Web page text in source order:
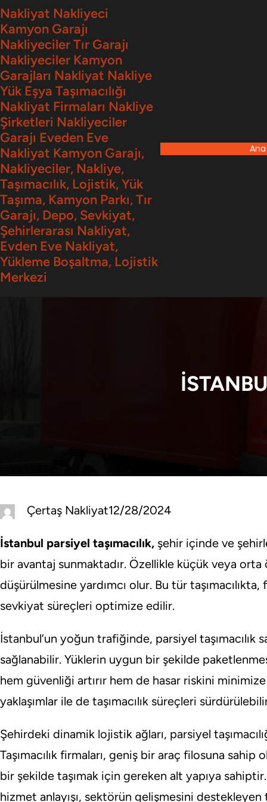
İçeriğe
geç
Nakliyat Nakliyeci
Kamyon Garajı
Nakliyeciler Tır Garajı
Nakliyeciler Kamyon
Garajları Nakliyat Nakliye
Yük Eşya Taşımacılığı
Nakliyat Firmaları Nakliye
Şirketleri Nakliyeciler
Garajı Eveden Eve
Nakliyat Kamyon Garajı,
Nakliyeciler, Nakliye,
Taşımacılık, Lojistik, Yük
Taşıma, Kamyon Parkı, Tır
Garajı, Depo, Sevkiyat,
Şehirlerarası Nakliyat,
Evden Eve Nakliyat,
Yükleme Boşaltma, Lojistik
Merkezi
Çertaş Nakliyat12/28/2024
İstanbul parsiyel taşımacılık, şehir içinde ve
bir avantaj sunmaktadır. Özellikle küçük veya
düşürülmesine yardımcı olur. Bu tür
sevkiyat süreçleri optimize edilir.
İstanbul’un yoğun trafiğinde, parsiyel taşımacılık
sağlanabilir. Yüklerin uygun bir şekilde
hem güvenliği artırır hem de hasar riskini
yaklaşımlar ile de taşımacılık süreçleri
Şehirdeki dinamik lojistik ağları, parsiyel
Taşımacılık firmaları, geniş bir araç filosuna
bir şekilde taşımak için gereken alt yapıya
hizmet anlayışı, sektörün gelişmesini destekleyen